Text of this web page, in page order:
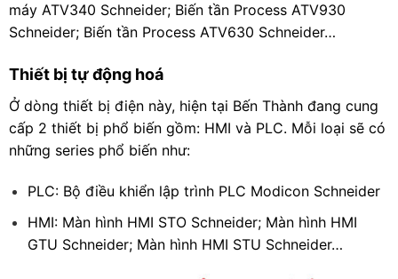
máy ATV340 Schneider; Biến tần Process ATV930
Schneider; Biến tần Process ATV630 Schneider…
Thiết bị tự động hoá
Ở dòng thiết bị điện này, hiện tại Bến Thành đang cung
cấp 2 thiết bị phổ biến gồm: HMI và PLC. Mỗi loại sẽ có
những series phổ biến như:
PLC: Bộ điều khiển lập trình PLC Modicon Schneider
HMI: Màn hình HMI STO Schneider; Màn hình HMI
GTU Schneider; Màn hình HMI STU Schneider…